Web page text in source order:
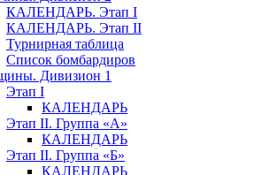
КАЛЕНДАРЬ. Этап I
КАЛЕНДАРЬ. Этап II
Турнирная таблица
Список бомбардиров
Дивизион 1
Этап I
КАЛЕНДАРЬ
Этап II. Группа «А»
КАЛЕНДАРЬ
Этап II. Группа «Б»
КАЛЕНДАРЬ